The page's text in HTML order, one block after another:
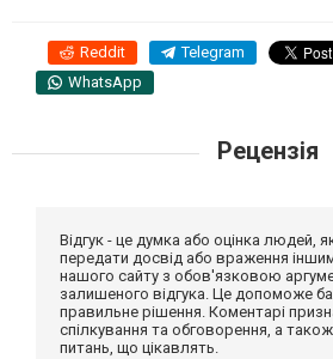
Reddit Telegram
WhatsApp
Рецензія
Відгук - це думка або оцінка людей,
передати досвід або враження
нашого сайту з обов'язковою
залишеного відгука. Це допоможе
правильне рішення. Коментарі
спілкування та обговорення, а
питань, що цікавлять.